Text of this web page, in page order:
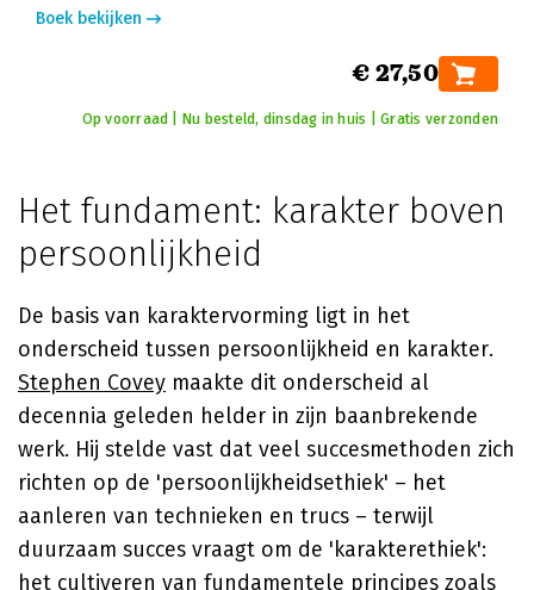
Boek bekijken
€ 27,50
Op voorraad | Nu besteld, dinsdag in huis | Gratis verzonden
Het fundament: karakter boven
persoonlijkheid
De basis van karaktervorming ligt in het
onderscheid tussen persoonlijkheid en karakter.
Stephen Covey maakte dit onderscheid al
decennia geleden helder in zijn baanbrekende
werk. Hij stelde vast dat veel succesmethoden zich
richten op de 'persoonlijkheidsethiek' – het
aanleren van technieken en trucs – terwijl
duurzaam succes vraagt om de 'karakterethiek':
het cultiveren van fundamentele principes zoals